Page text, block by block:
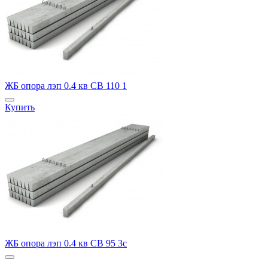
ЖБ опора лэп 0.4 кв СВ 110 1
Купить
ЖБ опора лэп 0.4 кв СВ 95 3с